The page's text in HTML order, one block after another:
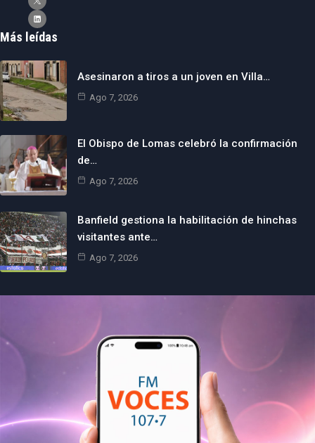
Más leídas
Asesinaron a tiros a un joven en Villa…
Ago 7, 2026
El Obispo de Lomas celebró la confirmación
de…
Ago 7, 2026
Banfield gestiona la habilitación de hinchas
visitantes ante…
Ago 7, 2026